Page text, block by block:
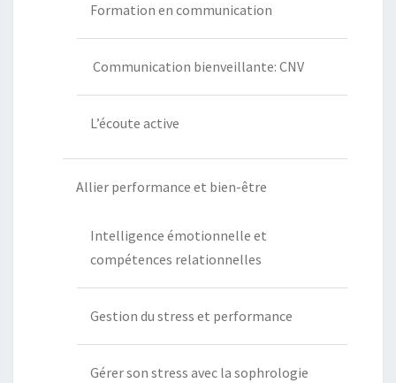
Formation en communication
Communication bienveillante: CNV
L’écoute active
Allier performance et bien-être
Intelligence émotionnelle et
compétences relationnelles
Gestion du stress et performance
Gérer son stress avec la sophrologie